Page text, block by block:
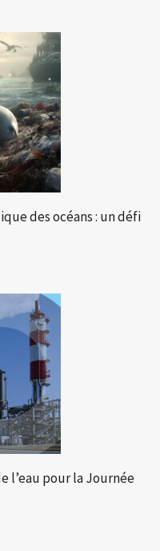
des océans : un défi
l’eau pour la Journée